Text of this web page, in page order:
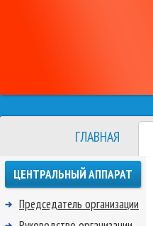
ГЛАВНАЯ
ЦЕНТРАЛЬНЫЙ АППАРАТ
Председатель организации